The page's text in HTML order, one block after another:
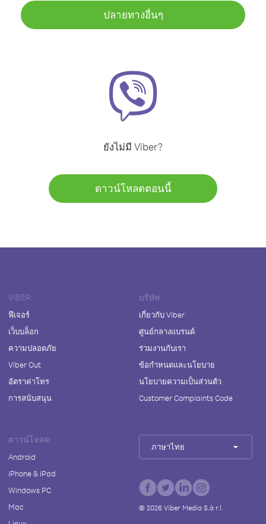
ปลายทางอื่นๆ
ยังไม่มี Viber?
ดาวน์โหลดตอนนี้
VIBER
ฟีเจอร์
เว็บบล็อก
ความปลอดภัย
Viber Out
อัตราค่าโทร
การสนับสนุน
บริษัท
เกี่ยวกับ Viber
ศูนย์กลางแบรนด์
ร่วมงานกับเรา
ข้อกำหนดและนโยบาย
นโยบายความเป็นส่วนตัว
Customer Complaints Code
ดาวน์โหลด
Android
iPhone & iPad
Windows PC
Mac
ภาษาไทย
© 2026Viber Media S.à r.l.